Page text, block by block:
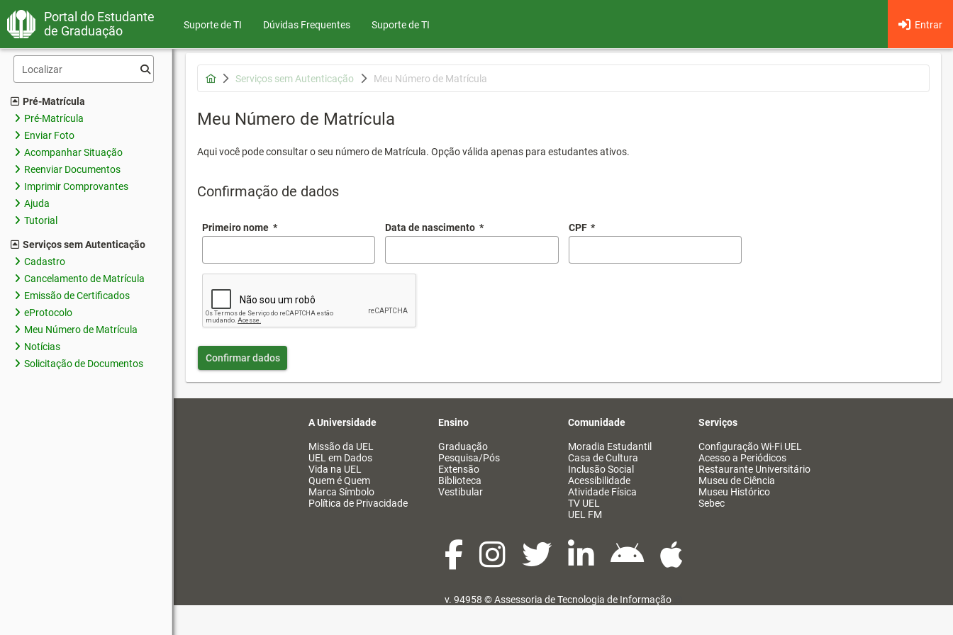
Portal do Estudante
de Graduação
Suporte de TI Dúvidas Frequentes Entrar
Suporte de TI
Pré-Matrícula
Pré-Matrícula
Enviar Foto
Acompanhar Situação
Reenviar Documentos
Imprimir Comprovantes
Ajuda
Tutorial
Serviços sem Autenticação
Cadastro
Cancelamento de Matrícula
Emissão de Certificados
eProtocolo
Meu Número de Matrícula
Notícias
Solicitação de Documentos
Serviços sem Autenticação Meu Número de Matrícula
Meu Número de Matrícula
Aqui você pode consultar o seu número de Matrícula. Opção válida apenas para estudantes ativos.
Confirmação de dados
Primeiro nome * Data de nascimento * CPF *
Confirmar dados
A Universidade
Missão da UEL
UEL em Dados
Vida na UEL
Quem é Quem
Marca Símbolo
Política de Privacidade
Ensino
Graduação
Pesquisa/Pós
Extensão
Biblioteca
Vestibular
Comunidade
Moradia Estudantil
Casa de Cultura
Inclusão Social
Acessibilidade
Atividade Física
TV UEL
UEL FM
Serviços
Configuração Wi-Fi UEL
Acesso a Periódicos
Restaurante Universitário
Museu de Ciência
Museu Histórico
Sebec
v. 94958 ©Assessoria de Tecnologia de Informação